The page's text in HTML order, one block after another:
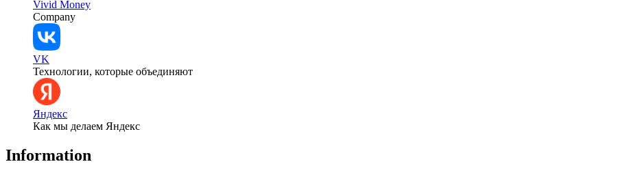
Vivid Money
Company
VK
Технологии, которые объединяют
Яндекс
Как мы делаем Яндекс
Information